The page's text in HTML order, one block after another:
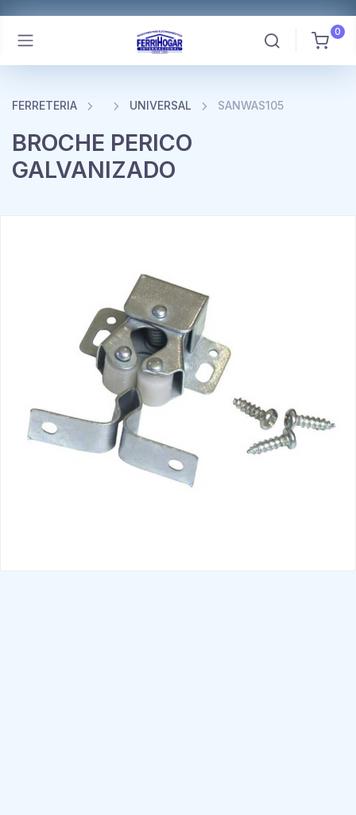
0
FERRETERIA UNIVERSAL SANWAS105
BROCHE PERICO
GALVANIZADO